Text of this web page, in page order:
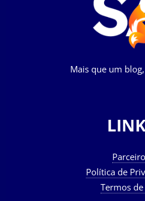
Mais que um
Política de
Termos